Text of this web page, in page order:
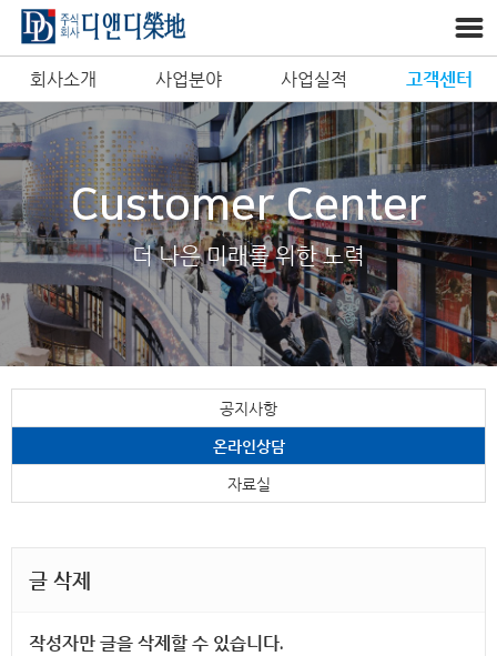
회사소개 사업분야 사업실적 고객센터
Customer Center
더 나은 미래를 위한 노력
공지사항
온라인상담
자료실
글 삭제
작성자만 글을 삭제할 수 있습니다.